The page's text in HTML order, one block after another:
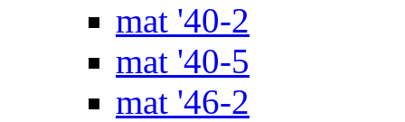
mat '40-2
mat '40-5
mat '46-2